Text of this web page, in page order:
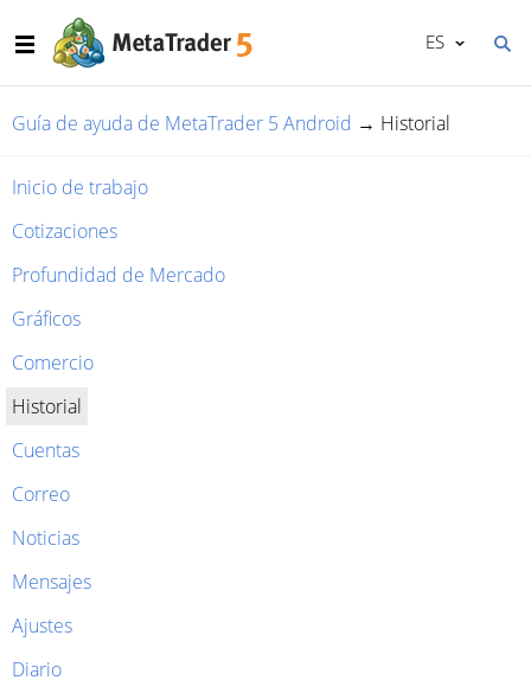
ES
Guía de ayuda de MetaTrader 5 Android → Historial
Inicio de trabajo
Cotizaciones
Profundidad de Mercado
Gráficos
Comercio
Historial
Cuentas
Correo
Noticias
Mensajes
Ajustes
Diario